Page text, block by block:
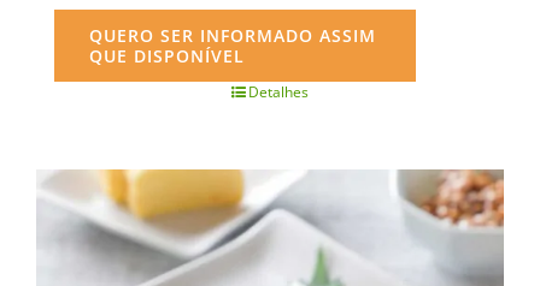
QUERO SER INFORMADO ASSIM
QUE DISPONÍVEL
Detalhes